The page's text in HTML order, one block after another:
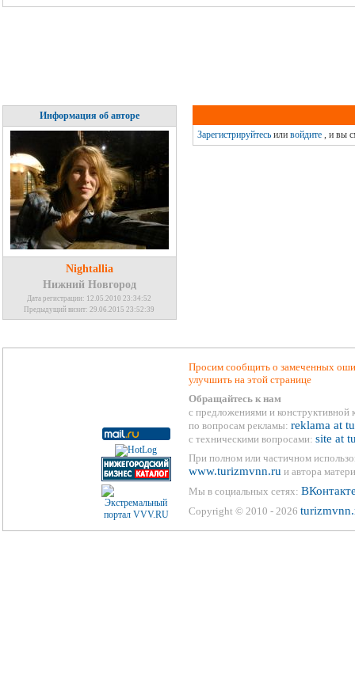
Информация об авторе
Nightallia
Нижний Новгород
Дата регистрации: 12.05.2010 23:34:52
Предыдущий визит: 29.06.2015 23:52:39
Зарегистрируйтесьили войдите, и вы
Просим сообщить о замеченных
улучшить на этой странице
Обращайтесь к нам
с предложениями и конструктивной
по вопросам рекламы: reklama at
с техническими вопросами: site at
При полном или частичном
www.turizmvnn.ru и автора
Мы в социальных сетях:
Copyright © 2010 - 2026